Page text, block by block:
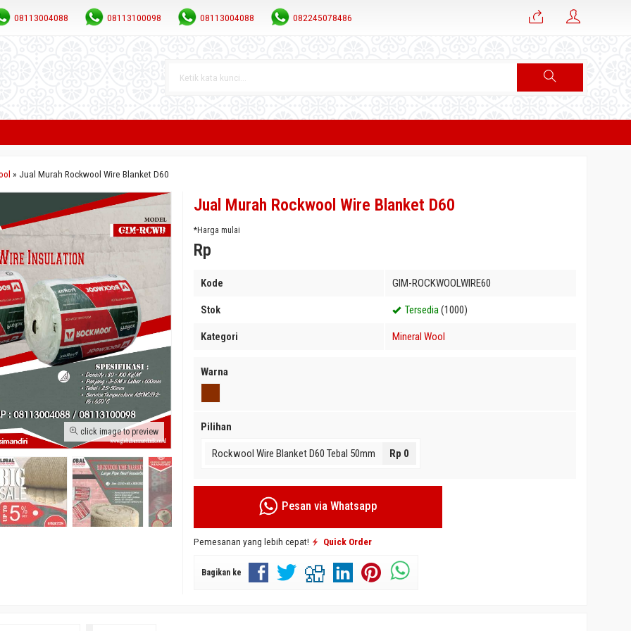
08113004088 08113100098 08113004088 082245078486
» Jual Murah Rockwool Wire Blanket D60
click image to preview
Jual Murah Rockwool Wire Blanket D60
*Harga mulai
Rp
Kode GIM-ROCKWOOLWIRE60
Stok Tersedia(1000)
Kategori Mineral Wool
Warna
Pilihan
Rockwool Wire Blanket D60 Tebal 50mm Rp 0
Pesan via Whatsapp
Pemesanan yang lebih cepat! Quick Order
Bagikan ke
Murah
Karpet Peredam Suara 2022 Murah
*Harga Mulai
Rp
Tersedia/ GIM-GLKRP30